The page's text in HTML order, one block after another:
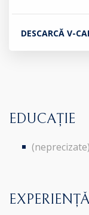
DESCARCĂ V-
EDUCAȚIE
(neprecizate)